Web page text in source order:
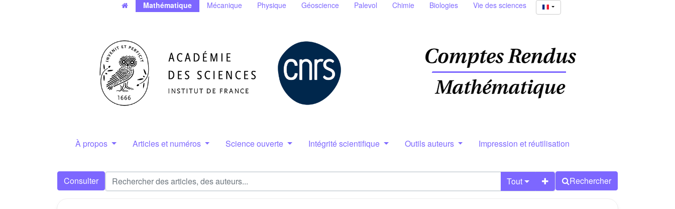
Mathématique Mécanique Physique Géoscience Palevol Chimie Biologies Vie des sciences
À propos Articles et numéros Science ouverte Intégrité scientifique Outils auteurs Impression et réutilisation
Consulter Tout Rechercher